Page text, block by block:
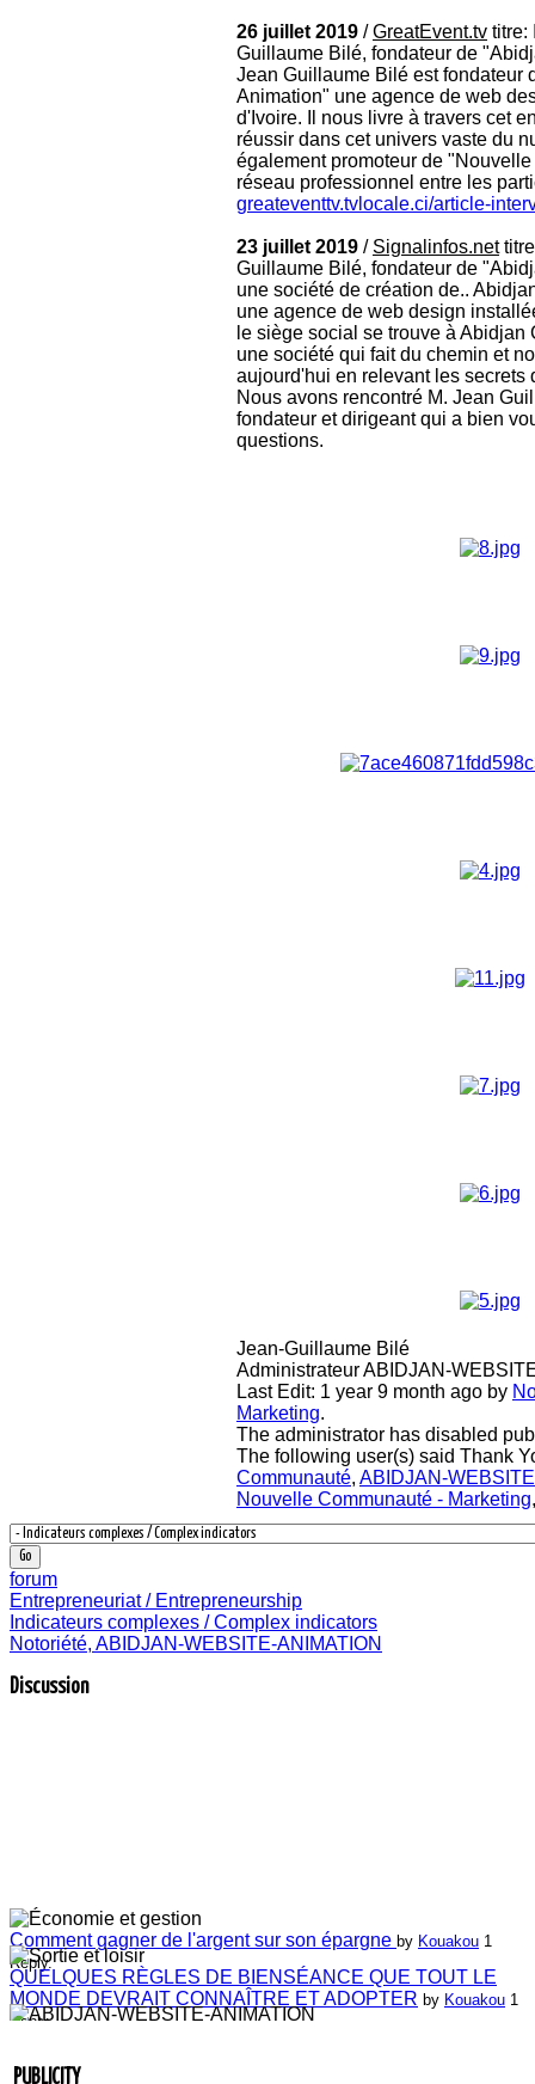
26 juillet 2019 /GreatEvent.tv titre:
Guillaume Bilé, fondateur de
Jean Guillaume Bilé est fondateur
Animation" une agence de web
d'Ivoire. Il nous livre à travers cet
réussir dans cet univers vaste du
également promoteur de
réseau professionnel entre les
greateventtv.tvlocale.ci/article-
23 juillet 2019 / Signalinfos.net
Guillaume Bilé, fondateur de
une société de création de..
une agence de web design
le siège social se trouve à Abidjan
une société qui fait du chemin et
aujourd'hui en relevant les secrets
Nous avons rencontré M. Jean
fondateur et dirigeant qui a bien
questions.
Jean-Guillaume Bilé
Administrateur ABIDJAN-
Last Edit: 1 year 9 month ago by
Marketing.
The administrator has disabled
The following user(s) said Thank
Communauté, ABIDJAN-
Nouvelle Communauté - Marketing
forum
Entrepreneuriat / Entrepreneurship
Indicateurs complexes / Complex indicators
Notoriété, ABIDJAN-WEBSITE-ANIMATION
Discussion
Comment gagner de l'argent sur son épargne by Kouakou
1
Reply.
QUELQUES RÈGLES DE BIENSÉANCE QUE TOUT LE
MONDE DEVRAIT CONNAÎTRE ET ADOPTER byKouakou
1
Reply.
Laissez-nous vos commentaires
Laissez-nous vos commentaires
Entretien du lien commercial
PUBLICITY